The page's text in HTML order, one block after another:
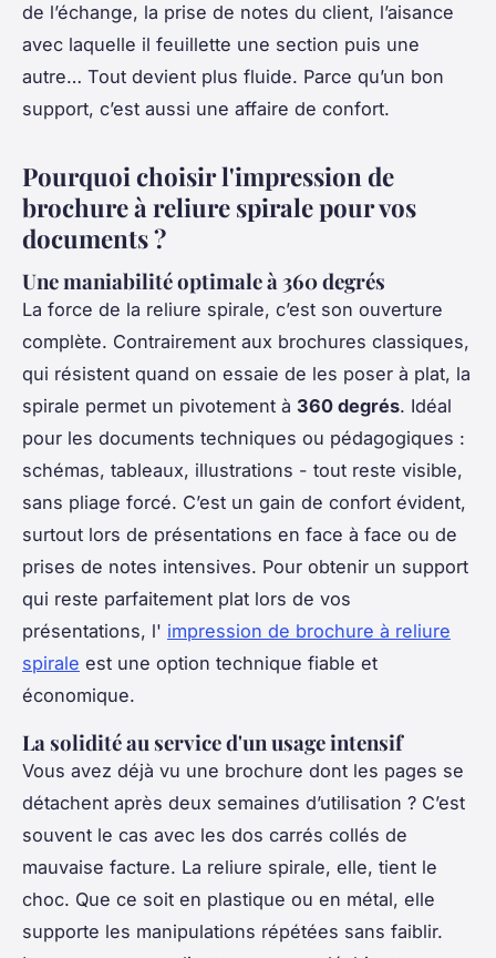
de l’échange, la prise de notes du client, l’aisance
avec laquelle il feuillette une section puis une
autre… Tout devient plus fluide. Parce qu’un bon
support, c’est aussi une affaire de confort.
Pourquoi choisir l'impression de
brochure à reliure spirale pour vos
documents ?
Une maniabilité optimale à 360 degrés
La force de la reliure spirale, c’est son ouverture
complète. Contrairement aux brochures classiques,
qui résistent quand on essaie de les poser à plat, la
spirale permet un pivotement à 360 degrés. Idéal
pour les documents techniques ou pédagogiques :
schémas, tableaux, illustrations - tout reste visible,
sans pliage forcé. C’est un gain de confort évident,
surtout lors de présentations en face à face ou de
prises de notes intensives. Pour obtenir un support
qui reste parfaitement plat lors de vos
présentations, l' impression de brochure à reliure
spirale est une option technique fiable et
économique.
La solidité au service d'un usage intensif
Vous avez déjà vu une brochure dont les pages se
détachent après deux semaines d’utilisation ? C’est
souvent le cas avec les dos carrés collés de
mauvaise facture. La reliure spirale, elle, tient le
choc. Que ce soit en plastique ou en métal, elle
supporte les manipulations répétées sans faiblir.